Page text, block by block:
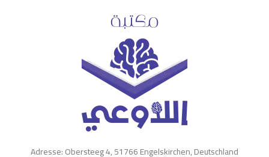
Adresse: Obersteeg 4, 51766 Engelskirchen, Deutschland